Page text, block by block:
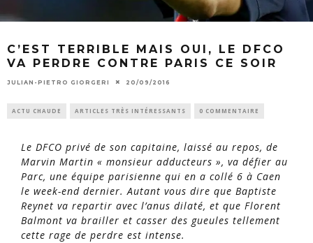
C’EST TERRIBLE MAIS OUI, LE DFCO
VA PERDRE CONTRE PARIS CE SOIR
JULIAN-PIETRO GIORGERI 20/09/2016
ACTU CHAUDE ARTICLES TRÈS INTÉRESSANTS 0 COMMENTAIRE
Le DFCO privé de son capitaine, laissé au repos, de
Marvin Martin « monsieur adducteurs », va défier au
Parc, une équipe parisienne qui en a collé 6 à Caen
le week-end dernier. Autant vous dire que Baptiste
Reynet va repartir avec l’anus dilaté, et que Florent
Balmont va brailler et casser des gueules tellement
cette rage de perdre est intense.